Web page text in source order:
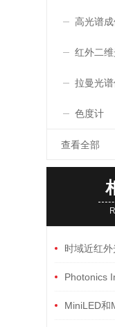
高光谱
红外二
拉曼光谱
色度计
查看全部
时域近红
的应用
Photonics
光谱仪深度解
MiniLED和